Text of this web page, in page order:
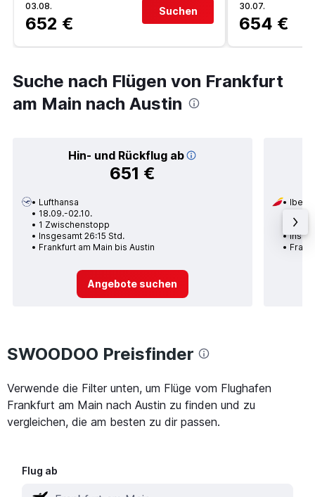
03.08.
652 €
Suchen
30.07.
654 €
Suche nach Flügen von Frankfurt
am Main nach Austin
Hin- und Rückflug ab
651 €
Lufthansa
18.09.-02.10.
1 Zwischenstopp
Insgesamt 26:15 Std.
Frankfurt am Main bis Austin
Angebote suchen
Iberia
2
SWOODOO Preisfinder
Verwende die Filter unten, um Flüge vom Flughafen
Frankfurt am Main nach Austin zu finden und zu
vergleichen, die am besten zu dir passen.
Flug ab